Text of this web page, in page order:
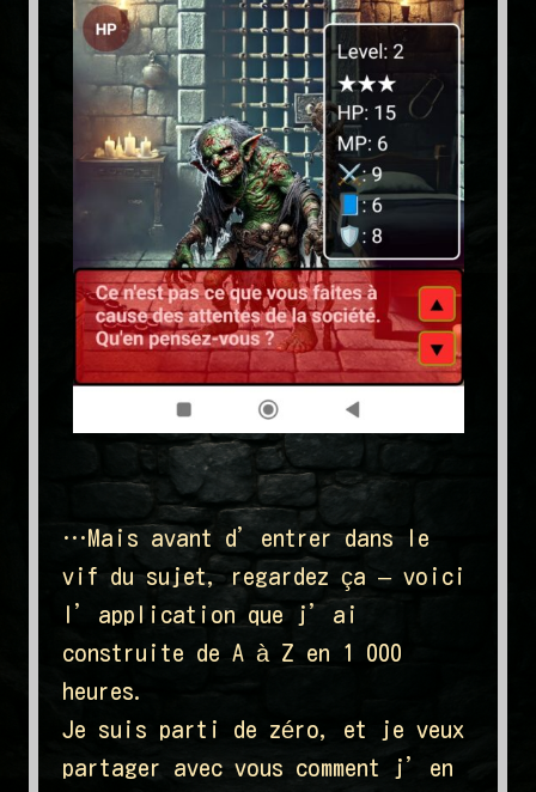
…Mais avant d’entrer dans le
vif du sujet, regardez ça – voici
l’application que j’ai
construite de A à Z en 1 000
heures.
Je suis parti de zéro, et je veux
partager avec vous comment j’en